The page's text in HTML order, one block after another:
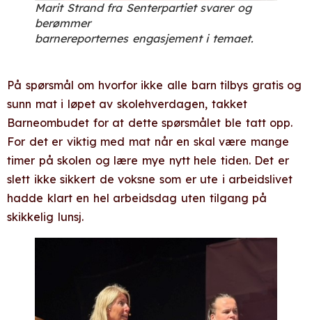
Marit Strand fra Senterpartiet svarer og
berømmer
barnereporternes engasjement i temaet.
På spørsmål om hvorfor ikke alle barn tilbys gratis og
sunn mat i løpet av skolehverdagen, takket
Barneombudet for at dette spørsmålet ble tatt opp.
For det er viktig med mat når en skal være mange
timer på skolen og lære mye nytt hele tiden. Det er
slett ikke sikkert de voksne som er ute i arbeidslivet
hadde klart en hel arbeidsdag uten tilgang på
skikkelig lunsj.